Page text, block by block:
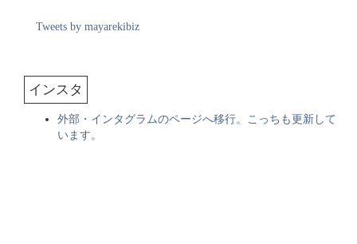
Tweets by mayarekibiz
インスタ
外部・インタグラムのページへ移行。こっちも更新して
います。